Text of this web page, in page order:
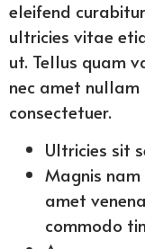
eleifend
ultricies vitae
ut. Tellus quam
nec amet
consectetuer.
Ultricies sit
Magnis
amet
commodo